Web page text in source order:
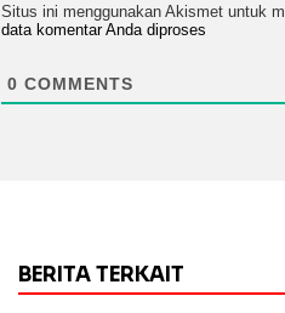
Situs ini menggunakan Akismet untuk
data komentar Anda diproses
0 COMMENTS
BERITA TERKAIT